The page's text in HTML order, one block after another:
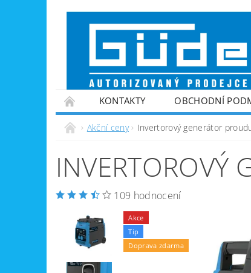
KONTAKTY OBCHODNÍ
VINTEC
ZPRACOVÁNÍ PALIVOVÉHO
GENERÁTORY PROUDU
VYBAVENÍ
NABÍJEČKY BATERIÍ
Akční ceny Invertorový generátor
INVERTOROVÝ
109 hodnocení
Akce
Tip
Doprava zdarma